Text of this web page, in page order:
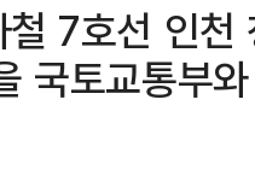
7호선 인천
국토교통부